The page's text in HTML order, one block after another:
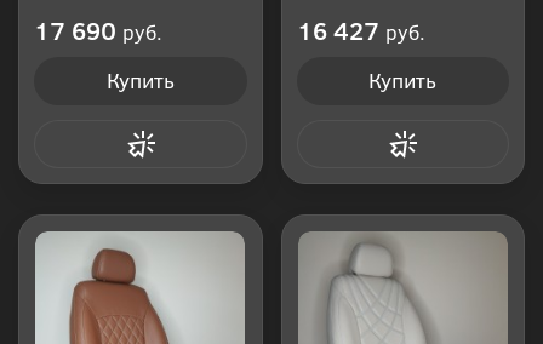
17 690 руб.
Купить
16 427 руб.
Купить